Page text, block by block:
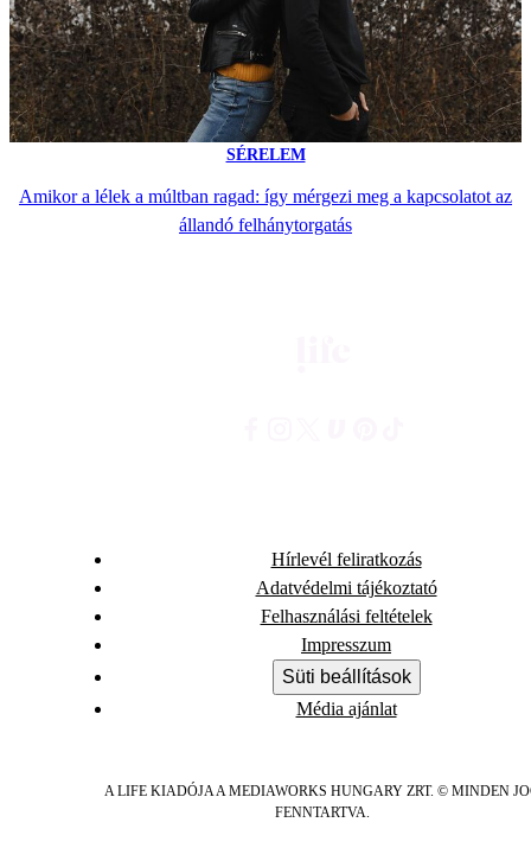
SÉRELEM
Amikor a lélek a múltban ragad: így mérgezi meg a kapcsolatot az
állandó felhánytorgatás
Hírlevél feliratkozás
Adatvédelmi tájékoztató
Felhasználási feltételek
Impresszum
Süti beállítások
Média ajánlat
A LIFE KIADÓJA A MEDIAWORKS HUNGARY ZRT. © MINDEN
FENNTARTVA.